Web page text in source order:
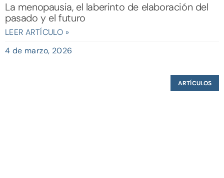
La menopausia, el laberinto de elaboración del
pasado y el futuro
LEER ARTÍCULO »
4 de marzo, 2026
ARTÍCULOS